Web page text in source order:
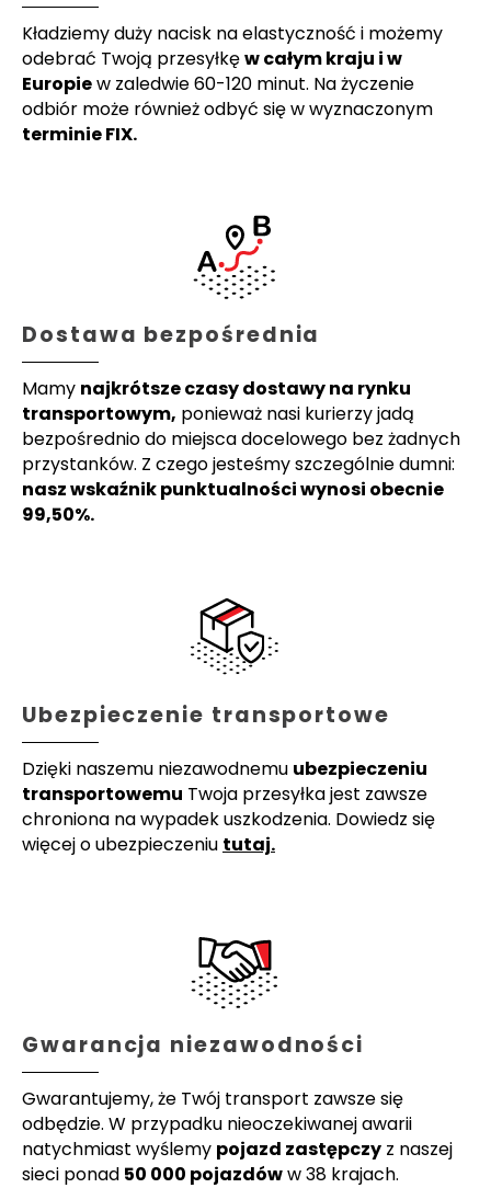
Kładziemy duży nacisk na elastyczność i możemy
odebrać Twoją przesyłkęw całym kraju i w
Europiew zaledwie 60-120 minut. Na życzenie
odbiór może również odbyć się w wyznaczonym
terminie FIX.
Dostawa bezpośrednia
Mamy najkrótsze czasy dostawy na rynku
transportowym, ponieważ nasi kurierzy jadą
bezpośrednio do miejsca docelowego bez żadnych
przystanków. Z czego jesteśmy szczególnie dumni:
nasz wskaźnik punktualności wynosi obecnie
99,50%.
Ubezpieczenie transportowe
Dzięki naszemu niezawodnemu ubezpieczeniu
transportowemu Twoja przesyłka jest zawsze
chroniona na wypadek uszkodzenia. Dowiedz się
więcej o ubezpieczeniu tutaj.
Gwarancja niezawodności
Gwarantujemy, że Twój transport zawsze się
odbędzie. W przypadku nieoczekiwanej awarii
natychmiast wyślemy pojazd zastępczy z naszej
sieci ponad 50 000 pojazdóww 38 krajach.